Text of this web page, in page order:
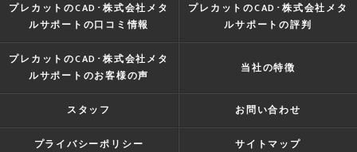
プレカットのCAD･株式会社メタ
ルサポートの口コミ情報
プレカットのCAD･株式会社メタ
ルサポートの評判
プレカットのCAD･株式会社メタ
ルサポートのお客様の声
当社の特徴
スタッフ お問い合わせ
プライバシーポリシー サイトマップ